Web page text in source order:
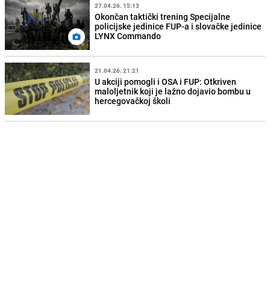
27.04.26. 15:13
Okončan taktički trening Specijalne
policijske jedinice FUP-a i slovačke jedinice
LYNX Commando
21.04.26. 21:21
U akciji pomogli i OSA i FUP: Otkriven
maloljetnik koji je lažno dojavio bombu u
hercegovačkoj školi